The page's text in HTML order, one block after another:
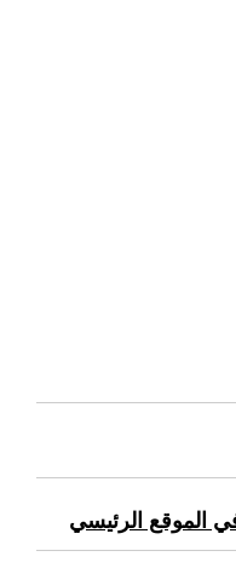
الموقع الرئيسي